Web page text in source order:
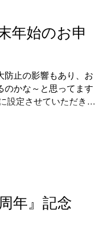
年始のお申
防止の影響もあり、お
のかな～と思ってます
設定させていただきま
年』記念